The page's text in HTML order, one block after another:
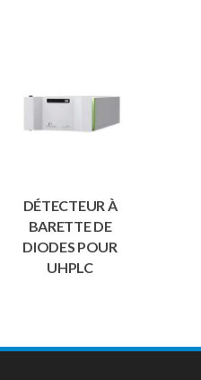
DÉTECTEUR À
BARETTE DE
DIODES POUR
UHPLC